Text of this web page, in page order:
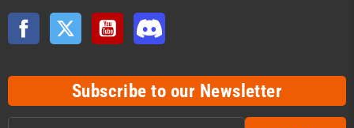
Facebook Twitter YouTube
Subscribe to our Newsletter